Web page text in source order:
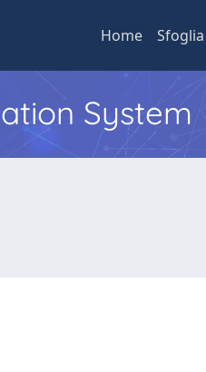
Home Sfoglia
System